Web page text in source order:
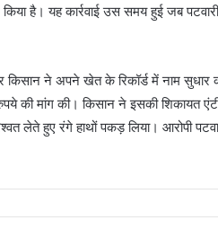
किया है। यह कार्रवाई उस समय हुई जब
किसान ने अपने खेत के रिकॉर्ड में नाम सुधार
की मांग की। किसान ने इसकी शिकायत
लेते हुए रंगे हाथों पकड़ लिया। आरोपी